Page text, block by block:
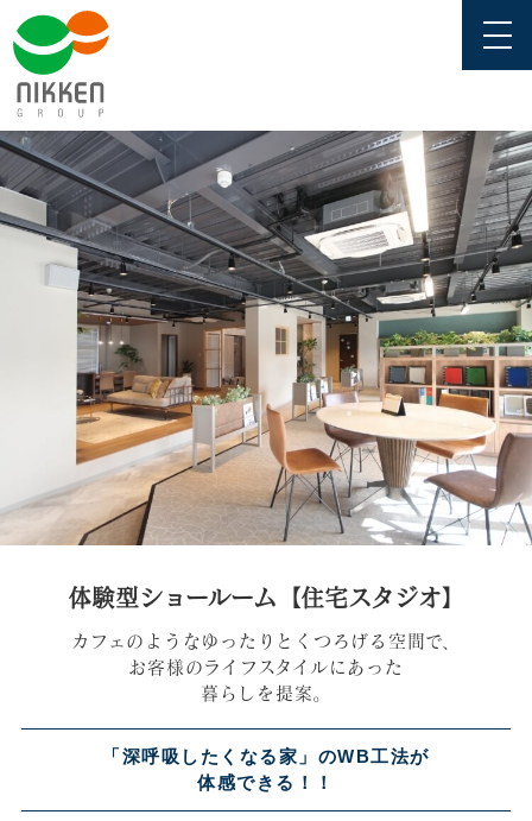
体験型ショールーム【住宅スタジオ】
カフェのようなゆったりとくつろげる空間で、
お客様のライフスタイルにあった
暮らしを提案。
「深呼吸したくなる家」のWB工法が
体感できる！！